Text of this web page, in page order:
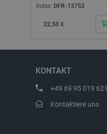
Index: DFR-13752
Cena
22,50 €
KONTAKT
+49 69 95 019 621
Kontaktiere uns